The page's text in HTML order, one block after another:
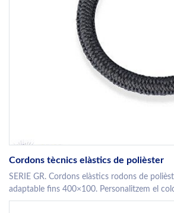
Cordons tècnics elàstics de polièster
SERIE GR. Cordons elàstics rodons de
adaptable fins 400×100. Personalitzem el